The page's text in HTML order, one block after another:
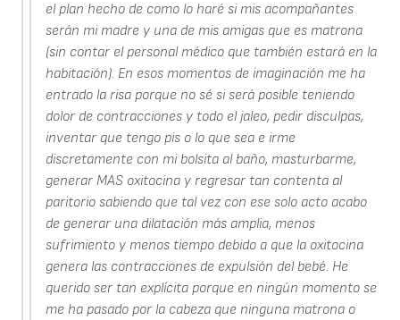
el plan hecho de como lo haré si mis acompañantes
serán mi madre y una de mis amigas que es matrona
(sin contar el personal médico que también estará en la
habitación). En esos momentos de imaginación me ha
entrado la risa porque no sé si será posible teniendo
dolor de contracciones y todo el jaleo, pedir disculpas,
inventar que tengo pis o lo que sea e irme
discretamente con mi bolsita al baño, masturbarme,
generar MAS oxitocina y regresar tan contenta al
paritorio sabiendo que tal vez con ese solo acto acabo
de generar una dilatación más amplia, menos
sufrimiento y menos tiempo debido a que la oxitocina
genera las contracciones de expulsión del bebé. He
querido ser tan explícita porque en ningún momento se
me ha pasado por la cabeza que ninguna matrona o